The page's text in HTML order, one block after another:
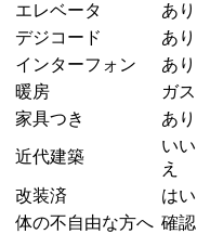
エレベータ
あり
デジコード
あり
インターフォン
あり
暖房
ガス
家具つき
あり
近代建築
いい
え
改装済
はい
体の不自由な方へ 確認